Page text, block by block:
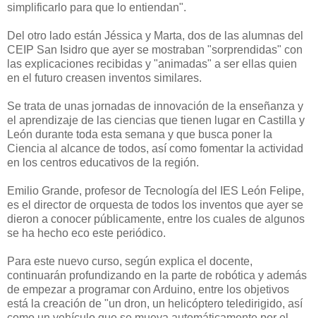
simplificarlo para que lo entiendan".
Del otro lado están Jéssica y Marta, dos de las alumnas del
CEIP San Isidro que ayer se mostraban "sorprendidas" con
las explicaciones recibidas y "animadas" a ser ellas quien
en el futuro creasen inventos similares.
Se trata de unas jornadas de innovación de la enseñanza y
el aprendizaje de las ciencias que tienen lugar en Castilla y
León durante toda esta semana y que busca poner la
Ciencia al alcance de todos, así como fomentar la actividad
en los centros educativos de la región.
Emilio Grande, profesor de Tecnología del IES León Felipe,
es el director de orquesta de todos los inventos que ayer se
dieron a conocer públicamente, entre los cuales de algunos
se ha hecho eco este periódico.
Para este nuevo curso, según explica el docente,
continuarán profundizando en la parte de robótica y además
de empezar a programar con Arduino, entre los objetivos
está la creación de "un dron, un helicóptero teledirigido, así